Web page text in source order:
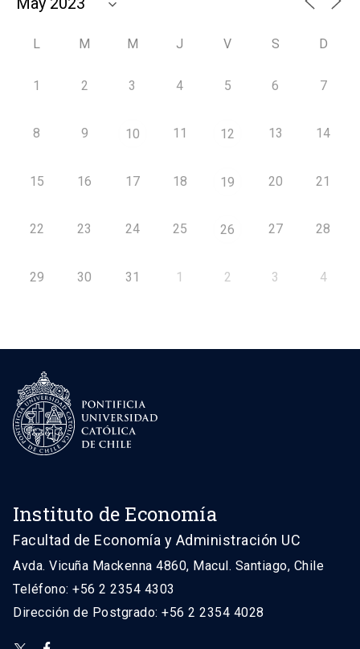
L M M J V S D
1 2 3 4 5 6 7
8 9 10 11 12 13 14
15 16 17 18 19 20 21
22 23 24 25 26 27 28
29 30 31 1 2 3 4
Instituto de Economía
Facultad de Economía y Administración UC
Avda. Vicuña Mackenna 4860, Macul. Santiago, Chile
Teléfono: +56 2 2354 4303
Dirección de Postgrado: +56 2 2354 4028